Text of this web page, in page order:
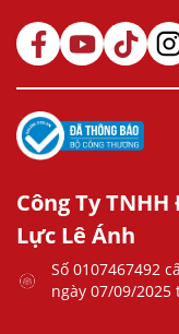
Công Ty
Lực Lê Ánh
Số 0107467492
ngày 07/09/